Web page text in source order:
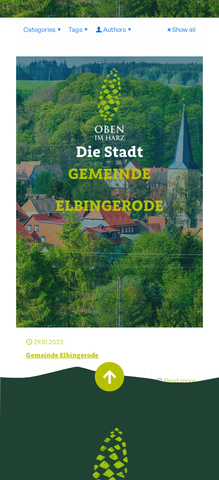
Categories Tags Authors Show all
Die Stadt
GEMEINDE
ELBINGERODE
29.10.2023
Gemeinde Elbingerode
Read more